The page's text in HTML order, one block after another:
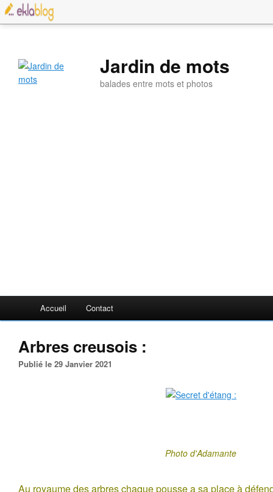
Jardin de mots
balades entre mots et photos
Accueil Contact
Arbres creusois :
Publié le 29 Janvier 2021
Photo d'Adamante
Au royaume des arbres chaque pousse a sa place à